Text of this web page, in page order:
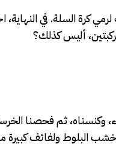
كرة السلة. في
أليس كذلك؟
وكنسناه، ثم فحصنا
البلوط ولفائف كبيرة